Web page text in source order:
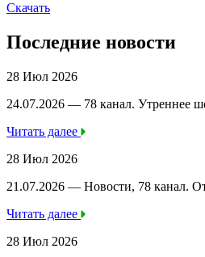
Скачать
Последние новости
28 Июл 2026
24.07.2026 — 78 канал. Утреннее
Читать далее
28 Июл 2026
21.07.2026 — Новости, 78 канал.
Читать далее
28 Июл 2026